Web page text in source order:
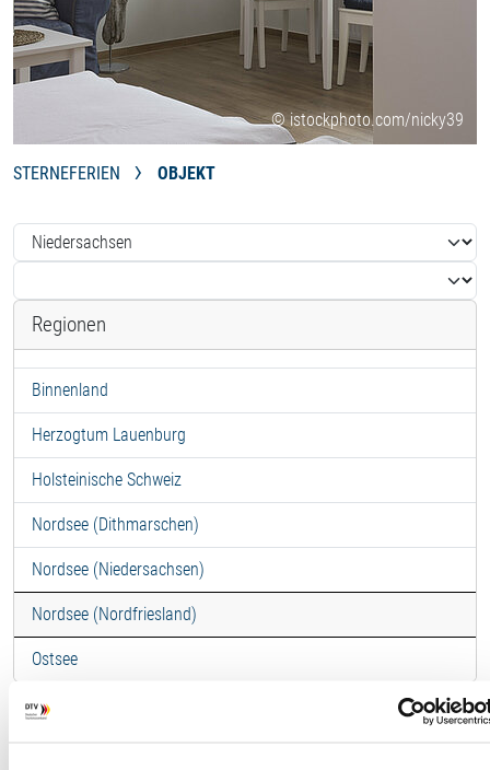
© istockphoto.com/nicky39
STERNEFERIEN OBJEKT
Regionen
Binnenland
Herzogtum Lauenburg
Holsteinische Schweiz
Nordsee (Dithmarschen)
Nordsee (Niedersachsen)
Nordsee (Nordfriesland)
Ostsee
Ferienhaus - 14205